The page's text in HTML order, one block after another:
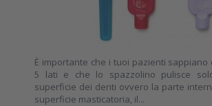
È importante che i tuoi pazienti sappiano
5 lati e che lo spazzolino pulisce
superficie dei denti ovvero la parte
superficie masticatoria, il...